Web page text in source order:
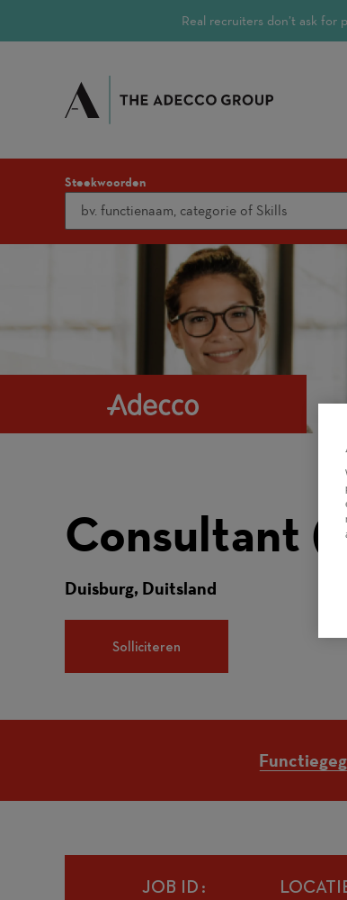
Real recruiters don’t ask for
Steekwoorden
Consultant
Duisburg, Duitsland
Solliciteren
JOB ID